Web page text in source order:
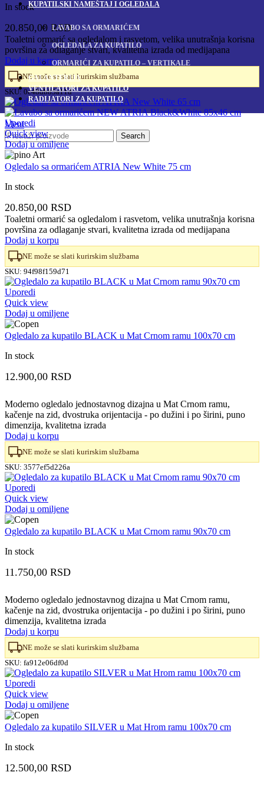
KUPATILSKI NAMEŠTAJ I OGLEDALA
LAVABO SA ORMARIĆEM
OGLEDALA ZA KUPATILO
ORMARIĆI ZA KUPATILO – VERTIKALE
GALANTERIJA
VENTILATORI ZA KUPATILO
RADIJATORI ZA KUPATILO
Meni
Search
In stock
20.850,00 RSD
Toaletni ormarić sa ogledalom i rasvetom, velika unutrašnja korisna
površina za odlaganje stvari, kvalitetna izrada od medijapana
Dodaj u korpu
NE može se slati kurirskim službama
SKU: 0c48db85a11d
Uporedi
Quick view
Dodaj u omiljene
Ogledalo sa ormarićem ATRIA New White 75 cm
In stock
20.850,00 RSD
Toaletni ormarić sa ogledalom i rasvetom, velika unutrašnja korisna
površina za odlaganje stvari, kvalitetna izrada od medijapana
Dodaj u korpu
NE može se slati kurirskim službama
SKU: 94f98f159d71
Uporedi
Quick view
Dodaj u omiljene
Ogledalo za kupatilo BLACK u Mat Crnom ramu 100x70 cm
In stock
12.900,00 RSD
Moderno ogledalo jednostavnog dizajna u Mat Crnom ramu,
kačenje na zid, dvostruka orijentacija - po dužini i po širini, puno
dimenzija, kvalitetna izrada
Dodaj u korpu
NE može se slati kurirskim službama
SKU: 3577ef5d226a
Uporedi
Quick view
Dodaj u omiljene
Ogledalo za kupatilo BLACK u Mat Crnom ramu 90x70 cm
In stock
11.750,00 RSD
Moderno ogledalo jednostavnog dizajna u Mat Crnom ramu,
kačenje na zid, dvostruka orijentacija - po dužini i po širini, puno
dimenzija, kvalitetna izrada
Dodaj u korpu
NE može se slati kurirskim službama
SKU: fa912e06df0d
Uporedi
Quick view
Dodaj u omiljene
Ogledalo za kupatilo SILVER u Mat Hrom ramu 100x70 cm
In stock
12.500,00 RSD